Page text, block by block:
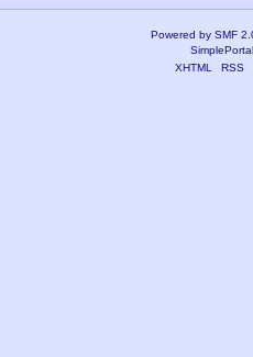
Powered by SMF
XHTML
RSS